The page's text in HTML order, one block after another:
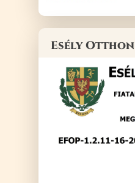
Esély Otthon